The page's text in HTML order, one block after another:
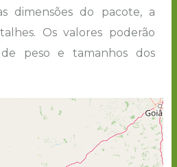
dimensões do pacote, a
Os valores poderão
peso e tamanhos dos